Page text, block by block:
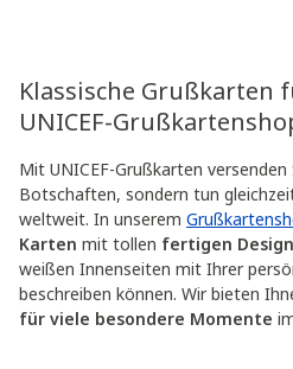
Klassische Grußkarten
UNICEF-
Mit UNICEF-Grußkarten
Botschaften, sondern tun
weltweit. In unserem
Karten mit tollen fertigen
weißen Innenseiten mit Ihrer
beschreiben können. Wir bieten
für viele besondere Momente